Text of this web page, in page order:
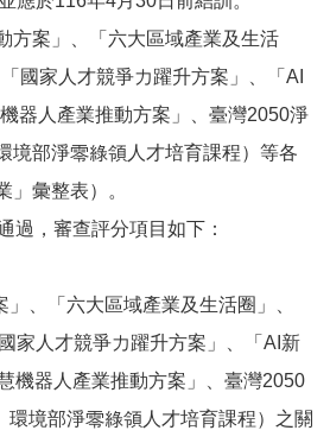
方案」、「六大區域產業及生活
國家人才競爭力躍升方案」、「AI
器人產業推動方案」、臺灣2050淨
境部淨零綠領人才培育課程）等各
彙整表）。
過，審查評分項目如下：
、「六大區域產業及生活圈」、
家人才競爭力躍升方案」、「AI新
機器人產業推動方案」、臺灣2050
境部淨零綠領人才培育課程）之關